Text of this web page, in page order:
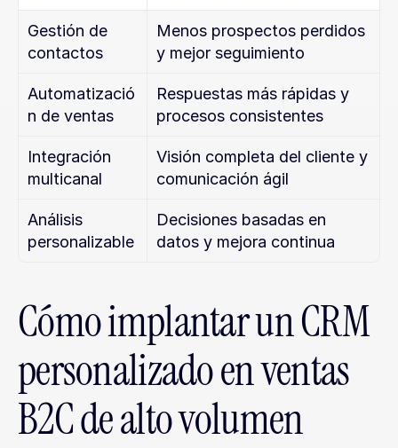
Gestión de
contactos
Menos prospectos perdidos
y mejor seguimiento
Automatizació
n de ventas
Respuestas más rápidas y
procesos consistentes
Integración
multicanal
Visión completa del cliente y
comunicación ágil
Análisis
personalizable
Decisiones basadas en
datos y mejora continua
Cómo implantar un CRM
personalizado en ventas
B2C de alto volumen